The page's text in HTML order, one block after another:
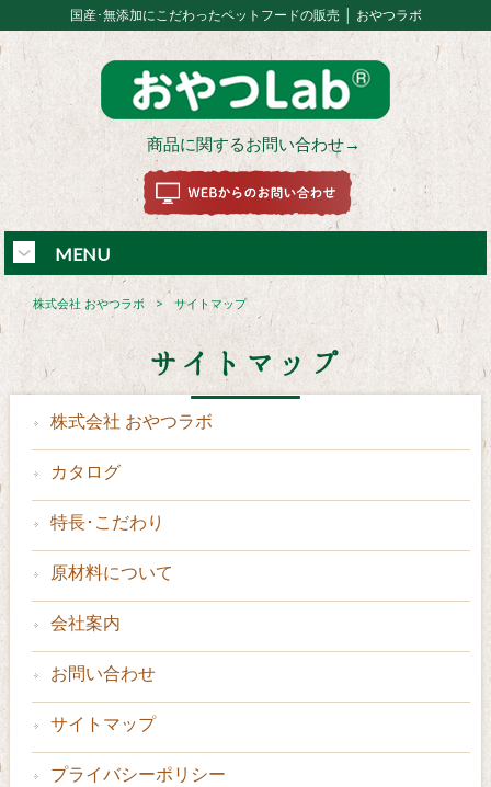
国産･無添加にこだわったペットフードの販売 │ おやつラボ
商品に関するお問い合わせ→
MENU
株式会社 おやつラボ > サイトマップ
サイトマップ
株式会社 おやつラボ
カタログ
特長･こだわり
原材料について
会社案内
お問い合わせ
サイトマップ
プライバシーポリシー